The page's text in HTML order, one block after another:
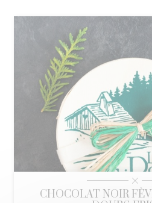
CHOCOLAT NOIR